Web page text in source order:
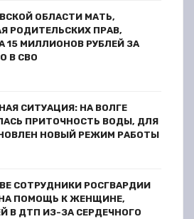
ОБЛАСТИ МАТЬ,
РОДИТЕЛЬСКИХ ПРАВ,
15 МИЛЛИОНОВ РУБЛЕЙ ЗА
В СВО
СИТУАЦИЯ: НА ВОЛГЕ
ПРИТОЧНОСТЬ ВОДЫ, ДЛЯ
НОВЫЙ РЕЖИМ РАБОТЫ
СОТРУДНИКИ РОСГВАРДИИ
ПОМОЩЬ К ЖЕНЩИНЕ,
В ДТП ИЗ-ЗА СЕРДЕЧНОГО